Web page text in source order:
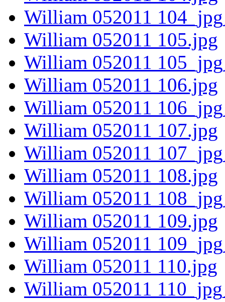
William 052011
William 052011 105.jpg
William 052011
William 052011 106.jpg
William 052011
William 052011 107.jpg
William 052011
William 052011 108.jpg
William 052011
William 052011 109.jpg
William 052011
William 052011 110.jpg
William 052011